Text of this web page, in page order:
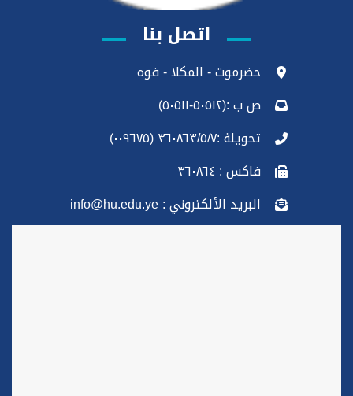
اتصل بنا
حضرموت - المكلا - فوه
ص ب :(٥٠٥١٢-٥٠٥١١)
تحويلة :٣٦٠٨٦٣/٥/٧ (٠٠٩٦٧٥)
فاكس : ٣٦٠٨٦٤
البريد الألكتروني : info@hu.edu.ye